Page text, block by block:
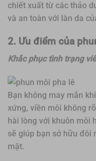
chiết xuất từ các thảo
và an toàn với làn da
2. Ưu điểm của
Khắc phục tình trạng
Bạn không may mắn
xứng, viền môi không
hài lòng với khuôn môi
sẽ giúp bạn sở hữu đôi
mặt.